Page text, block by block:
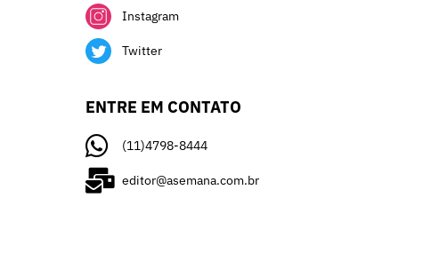
Instagram
Twitter
ENTRE EM CONTATO
(11)4798-8444
editor@asemana.com.br